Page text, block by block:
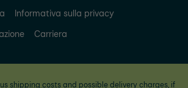
Informativa sulla privacy
Carriera
shipping costsand possible delivery charges, if